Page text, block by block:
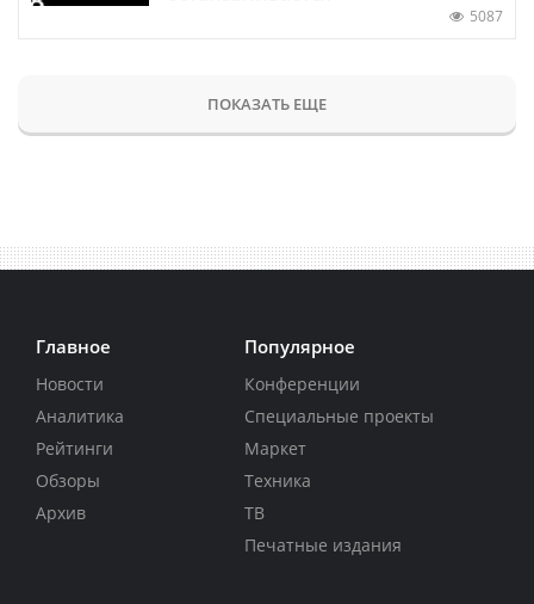
5087
ПОКАЗАТЬ ЕЩЕ
Главное
Новости
Аналитика
Рейтинги
Обзоры
Архив
Популярное
Конференции
Специальные проекты
Маркет
Техника
ТВ
Печатные издания